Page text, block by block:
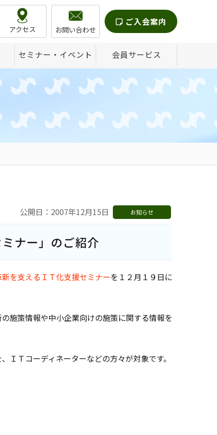
アクセス お問い合わせ
ご入会案内
セミナー・イベント 会員サービス
公開日：2007年12月15日 お知らせ
ナー」のご紹介
を支えるＩＴ化支援セミナーを１２月１９日に
施策情報や中小企業向けの施策に関する情報を
Ｔコーディネーターなどの方々が対象です。